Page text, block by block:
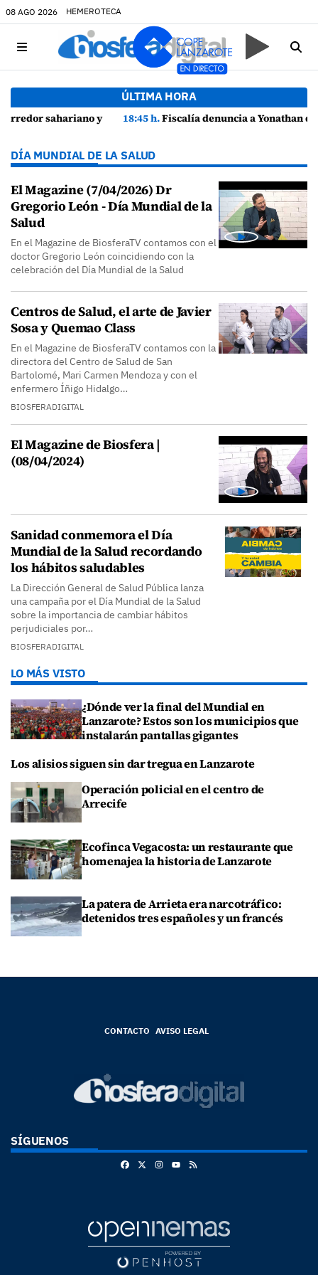
08 AGO 2026 HEMEROTECA
ÚLTIMA HORA
18:45 h.Fiscalía denuncia a Yonathan de León y a Echedey Eugenio por presuntas anomalías en contratos festivos
DÍA MUNDIAL DE LA SALUD
El Magazine (7/04/2026) Dr
Gregorio León - Día Mundial de la
Salud
En el Magazine de BiosferaTV contamos con el
doctor Gregorio León coincidiendo con la
celebración del Día Mundial de la Salud
Centros de Salud, el arte de Javier
Sosa y Quemao Class
En el Magazine de BiosferaTV contamos con la
directora del Centro de Salud de San
Bartolomé, Mari Carmen Mendoza y con el
enfermero Íñigo Hidalgo…
BIOSFERADIGITAL
El Magazine de Biosfera |
(08/04/2024)
Sanidad conmemora el Día
Mundial de la Salud recordando
los hábitos saludables
La Dirección General de Salud Pública lanza
una campaña por el Día Mundial de la Salud
sobre la importancia de cambiar hábitos
perjudiciales por…
BIOSFERADIGITAL
LO MÁS VISTO
¿Dónde ver la final del Mundial en
Lanzarote? Estos son los municipios que
instalarán pantallas gigantes
Los alisios siguen sin dar tregua en Lanzarote
Operación policial en el centro de
Arrecife
Ecofinca Vegacosta: un restaurante que
homenajea la historia de Lanzarote
La patera de Arrieta era narcotráfico:
detenidos tres españoles y un francés
CONTACTO AVISO LEGAL
SÍGUENOS
FacebookInstagram